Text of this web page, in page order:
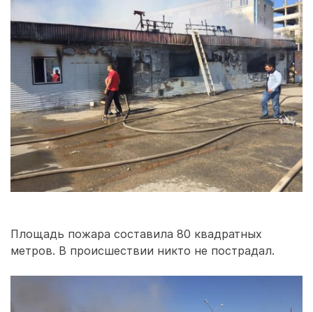
Площадь пожара составила 80 квадратных
метров. В происшествии никто не пострадал.